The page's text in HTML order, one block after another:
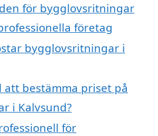
för bygglovsritningar
företag
bygglovsritningar i
att bestämma priset på
i Kalvsund?
för